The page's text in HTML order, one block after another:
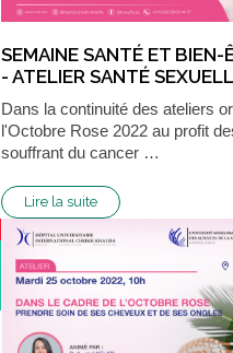
SEMAINE SANTÉ ET BIEN-
- ATELIER SANTÉ
Dans la continuité des ateliers
l'Octobre Rose 2022 au profit
souffrant du cancer …
Lire la suite